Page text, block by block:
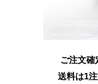
ご注文確
送料は1